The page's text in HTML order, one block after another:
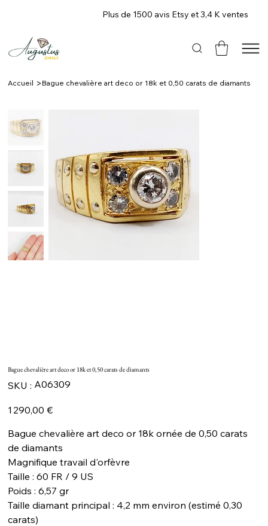
Plus de 1500 avis Etsy et 3,4 K ventes
Accueil > Bague chevalière art deco or 18k et 0,50 carats de diamants
Bague chevalière art deco or 18k et 0,50 carats de diamants
SKU :
SKU
A06309
A06309
1 290,00 €
Bague chevalière art deco or 18k ornée de 0,50 carats
de diamants
Magnifique travail d'orfèvre
Taille : 60 FR / 9 US
Poids : 6,57 gr
Taille diamant principal : 4,2 mm environ (estimé 0,30
carats)